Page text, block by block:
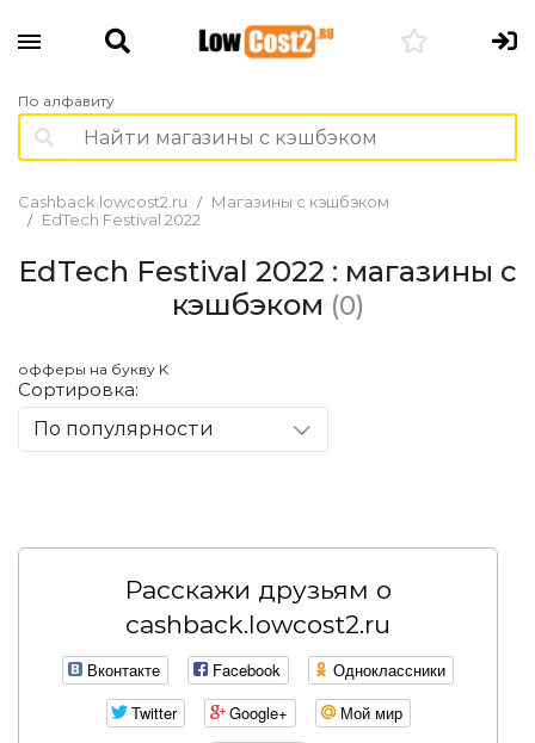
По алфавиту
Cashback.lowcost2.ru
Магазины с кэшбэком
EdTech Festival 2022
EdTech Festival 2022 : магазины с
кэшбэком (0)
офферы на букву K
Сортировка:
По популярности
Расскажи друзьям о
cashback.lowcost2.ru
Вконтакте Facebook
Одноклассники
Twitter
Google+
Мой мир